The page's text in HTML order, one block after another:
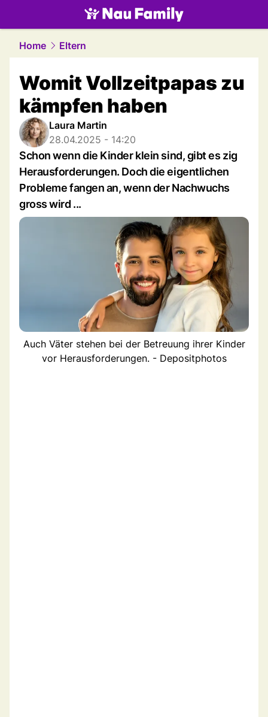
family.NAU.ch
Home Eltern
Womit Vollzeitpapas zu
kämpfen haben
Laura Martin
28.04.2025 - 14:20
Schon wenn die Kinder klein sind, gibt es zig
Herausforderungen. Doch die eigentlichen
Probleme fangen an, wenn der Nachwuchs
gross wird ...
Auch Väter stehen bei der Betreuung ihrer Kinder
vor Herausforderungen. - Depositphotos